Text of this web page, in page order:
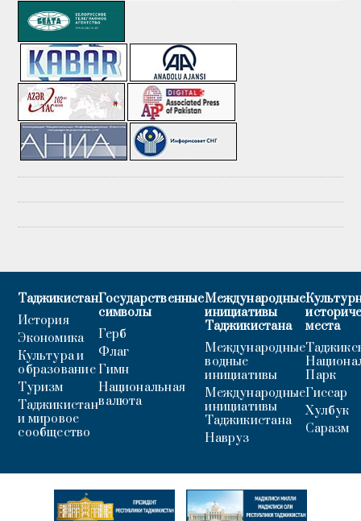
Таджикистан
История
Экономика
Культура и
образование
Туризм
Таджикистан
и мировое
сообщество
Государственные
символы
Герб
Флаг
Гимн
Национальная
валюта
Международные
инициативы
Таджикистана
Международные
водные
инициативы
Международные
инициативы
Таджикистана
Навруз
места
Парк
Гиссар
Хулбук
Саразм